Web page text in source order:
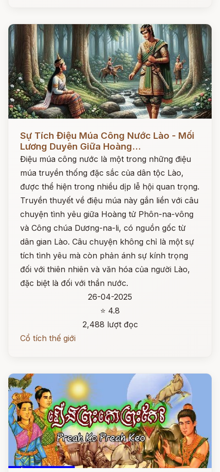
Sự Tích Điệu Múa Công Nước Lào - Mối
Lương Duyên Giữa Hoàng...
Điệu múa công nước là một trong những điệu
múa truyền thống đặc sắc của dân tộc Lào,
được thể hiện trong nhiều dịp lễ hội quan trọng.
Truyền thuyết về điệu múa này gắn liền với câu
chuyện tình yêu giữa Hoàng tử Phôn-na-vông
và Công chúa Dương-na-li, có nguồn gốc từ
dân gian Lào. Câu chuyện không chỉ là một sự
tích tình yêu mà còn phản ánh sự kính trọng
đối với thiên nhiên và văn hóa của người Lào,
đặc biệt là đối với thần nước.
26-04-2025
⭐ 4.8
2,488 lượt đọc
Cổ tích thế giới